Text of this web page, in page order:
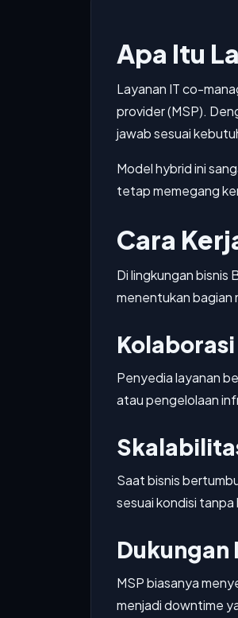
Apa Itu
Layanan IT co-
provider (MSP).
jawab sesuai
Model hybrid ini
tetap memegang
Cara
Di lingkungan
menentukan bagian
Penyedia layanan
atau pengelolaan
Saat bisnis
sesuai kondisi tanpa
MSP biasanya
menjadi downtime